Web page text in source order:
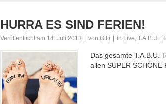
HURRA ES SIND FERIEN!
Veröffentlicht am 14. Juli 2013 von Gitti in Live, T.A.B.U.,
Das gesamte T.A.B.U.
allen SUPER SCHÖNE